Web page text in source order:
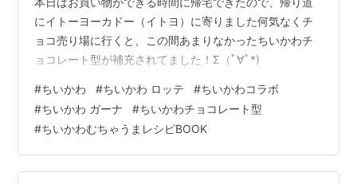
にイトーヨーカドー（イトヨ）に寄りました何気なくチ
ョコ売り場に行くと、この間あまりなかったちいかわチ
ョコレート型が補充されてました！Σ（ﾟ∀ﾟ*)
#ちいかわ #ちいかわ ロッテ #ちいかわコラボ
#ちいかわ ガーナ #ちいかわチョコレート型
#ちいかわむちゃうまレシピBOOK